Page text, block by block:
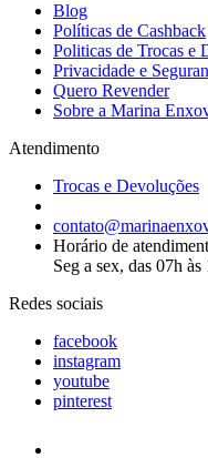
Blog
Políticas de Cashback
Politicas de Trocas e
Privacidade e
Quero Revender
Sobre a Marina
Atendimento
Trocas e Devoluções
Horário de
Seg a sex, das 07h às
Redes sociais
facebook
instagram
youtube
pinterest